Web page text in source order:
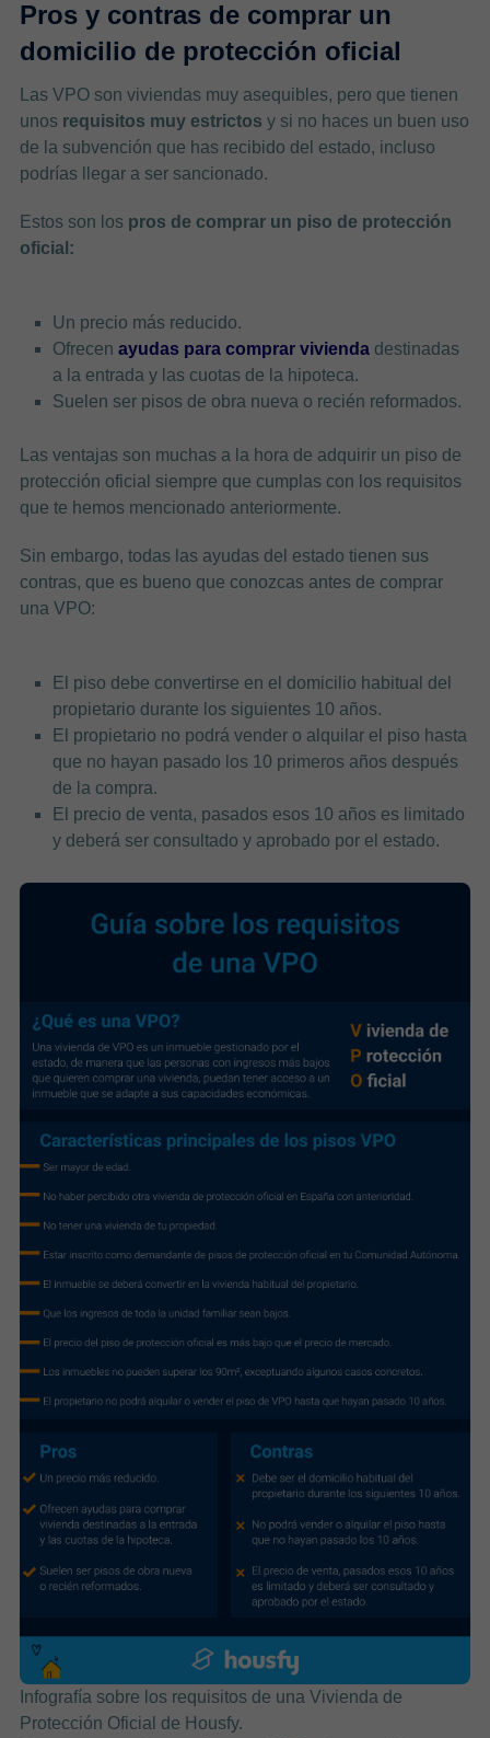
Pros y contras de comprar un
domicilio de protección oficial
Las VPO son viviendas muy asequibles, pero que tienen
unosrequisitos muy estrictos y si no haces un buen uso
de la subvención que has recibido del estado, incluso
podrías llegar a ser sancionado.
Estos son los pros de comprar un piso de protección
oficial:
Un precio más reducido.
Ofrecenayudas para comprar vivienda destinadas
a la entrada y las cuotas de la hipoteca.
Suelen ser pisos de obra nueva o recién reformados.
Las ventajas son muchas a la hora de adquirir un piso de
protección oficial siempre que cumplas con los requisitos
que te hemos mencionado anteriormente.
Sin embargo, todas las ayudas del estado tienen sus
contras, que es bueno que conozcas antes de comprar
una VPO:
El piso debe convertirse en el domicilio habitual del
propietario durante los siguientes 10 años.
El propietario no podrá vender o alquilar el piso hasta
que no hayan pasado los 10 primeros años después
de la compra.
El precio de venta, pasados esos 10 años es limitado
y deberá ser consultado y aprobado por el estado.
Infografía sobre los requisitos de una Vivienda de
Protección Oficial de Housfy.